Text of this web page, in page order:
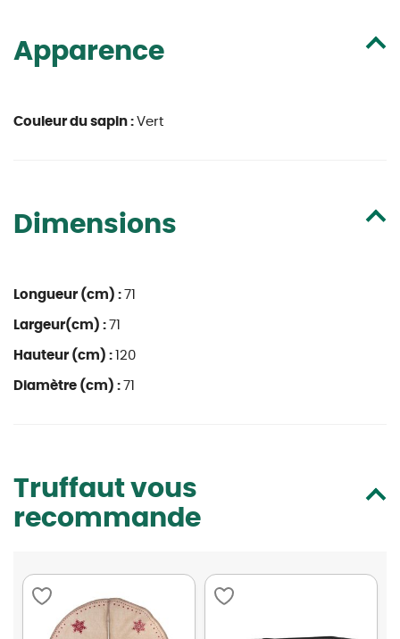
Apparence
Couleur du sapin : Vert
Dimensions
Longueur (cm) : 71
Largeur(cm) : 71
Hauteur (cm) : 120
Diamètre (cm) : 71
Truffaut vous
recommande